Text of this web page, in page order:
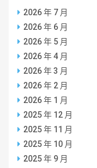
2026 年 7 月
2026 年 6 月
2026 年 5 月
2026 年 4 月
2026 年 3 月
2026 年 2 月
2026 年 1 月
2025 年 12 月
2025 年 11 月
2025 年 10 月
2025 年 9 月